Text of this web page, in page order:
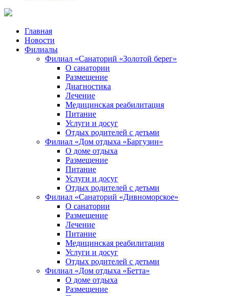
Главная
Новости
Филиалы
Филиал «Санаторий «Золотой берег»
О санатории
Размещение
Диагностика
Лечение
Медицинская реабилитация
Питание
Услуги и досуг
Отдых родителей с детьми
Филиал «Дом отдыха «Баргузин»
О доме отдыха
Размещение
Питание
Услуги и досуг
Отдых родителей с детьми
Филиал «Санаторий «Дивноморское»
О санатории
Размещение
Лечение
Питание
Медицинская реабилитация
Услуги и досуг
Отдых родителей с детьми
Филиал «Дом отдыха «Бетта»
О доме отдыха
Размещение